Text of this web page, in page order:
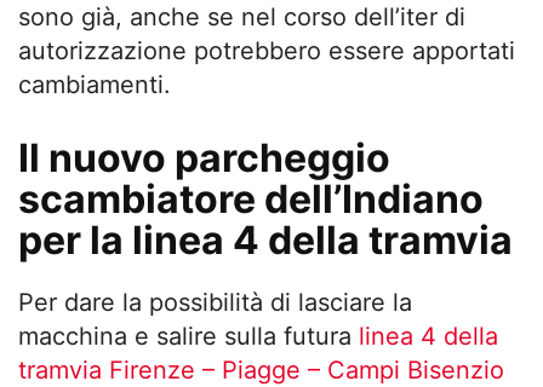
sono già, anche se nel corso dell’iter di
autorizzazione potrebbero essere apportati
cambiamenti.
Il nuovo parcheggio
scambiatore dell’Indiano
per la linea 4 della tramvia
Per dare la possibilità di lasciare la
macchina e salire sulla futura linea 4 della
tramvia Firenze – Piagge – Campi Bisenzio